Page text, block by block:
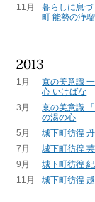
11月
暮らしに息
町 能勢の浄
1月
京の美意識
心 いけばな
3月
京の美意識
の湯の心
5月
城下町彷徨
7月
城下町彷徨
9月
城下町彷徨
11月
城下町彷徨